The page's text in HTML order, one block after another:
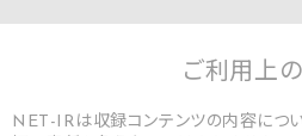
ご利用上の
NET-IRは収録コンテンツの内容につい